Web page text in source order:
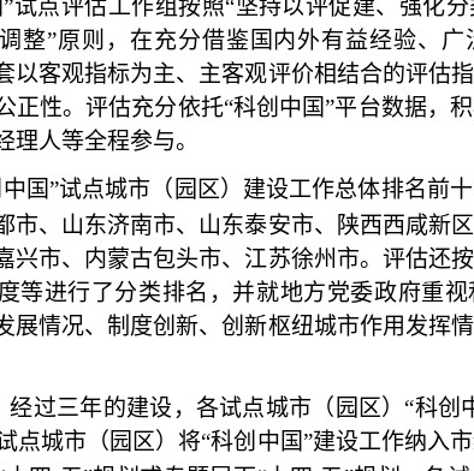
”试点评估工作组按照“坚持以评促建、强化
整”原则，在充分借鉴国内外有益经验、
以客观指标为主、主客观评价相结合的评估
正性。评估充分依托“科创中国”平台数据，
理人等全程参与。
中国”试点城市（园区）建设工作总体排名前
市、山东济南市、山东泰安市、陕西西咸新
兴市、内蒙古包头市、江苏徐州市。评估还
等进行了分类排名，并就地方党委政府重
展情况、制度创新、创新枢纽城市作用发挥
经过三年的建设，各试点城市（园区）“科创
点城市（园区）将“科创中国”建设工作纳入